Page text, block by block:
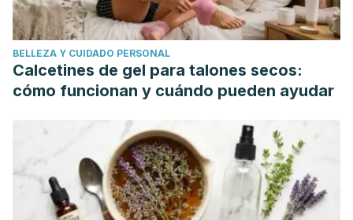
BELLEZA Y CUIDADO PERSONAL
Calcetines de gel para talones secos:
cómo funcionan y cuándo pueden ayudar